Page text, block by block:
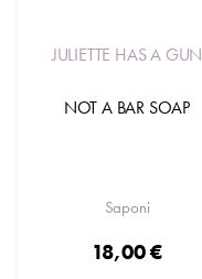
JULIETTE HAS A GUN
NOT A BAR SOAP
Saponi
18,00 €